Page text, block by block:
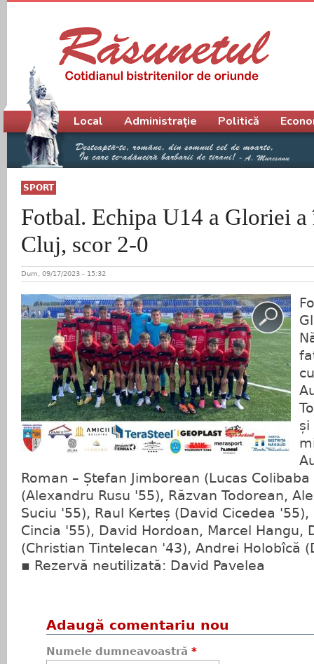
SPORT
Fotbal. Echipa U14 a Gloriei
Cluj, scor 2-0
Dum, 09/17/2023 - 15:32
și
Roman – Ștefan Jimborean (Lucas
(Alexandru Rusu '55), Răzvan Todorean,
Suciu '55), Raul Kerteș (David Cicedea
Cincia '55), David Hordoan, Marcel Hangu,
(Christian Tintelecan '43), Andrei Holobîcă
▪️ Rezervă neutilizată: David Pavelea
Adaugă comentariu nou
Numele dumneavoastră *
Meniu principal
Local Administrație Politică